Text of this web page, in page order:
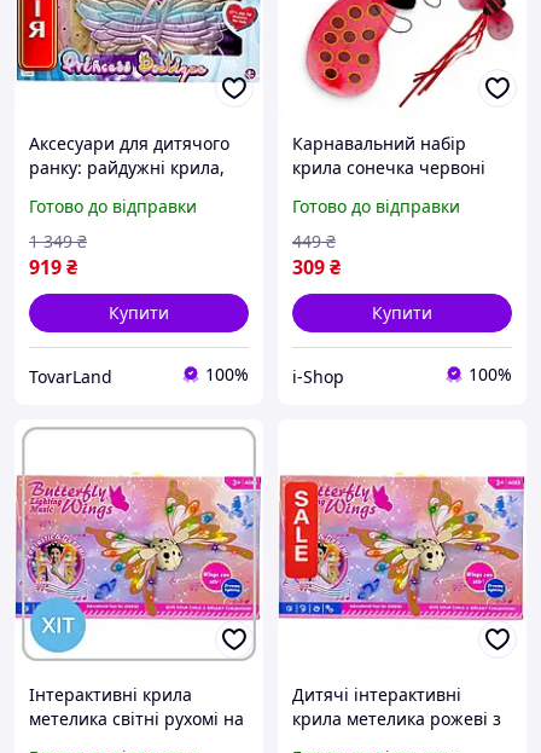
Аксесуари для дитячого
ранку: райдужні крила,
паличка для образу феї.
Готово до відправки
919₴
1 349 ₴
Купити
TovarLand 100%
Карнавальний набір
крила сонечка червоні
вусиками дитячий для
дівчинки на ранок
Готово до відправки
309₴
449 ₴
Купити
i-Shop 100%
Інтерактивні крила
метелика світні рухомі на
Дитячі інтерактивні
крила метелика рожеві з